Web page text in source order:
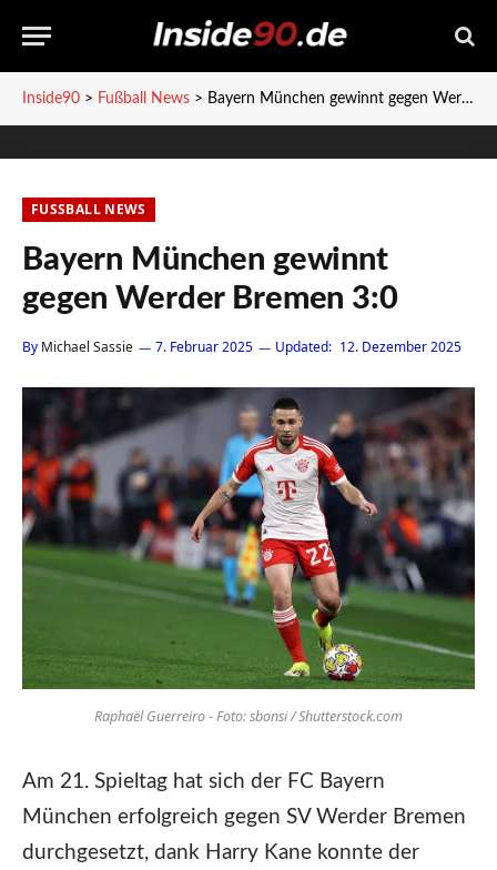
Inside90 > Fußball News > Bayern München gewinnt gegen Werder Bremen 3:0
FUSSBALL NEWS
Bayern München gewinnt
gegen Werder Bremen 3:0
By Michael Sassie 7. Februar 2025 Updated: 12. Dezember 2025
Raphaël Guerreiro - Foto: sbonsi / Shutterstock.com
Am 21. Spieltag hat sich der FC Bayern
München erfolgreich gegen SV Werder Bremen
durchgesetzt, dank Harry Kane konnte der